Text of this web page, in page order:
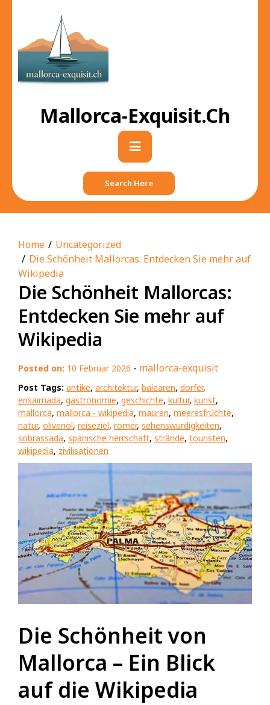
Mallorca-Exquisit.ch
Primary
Menu
Search Here
Home
Uncategorized
Die Schönheit Mallorcas: Entdecken Sie mehr auf
Wikipedia
Die Schönheit Mallorcas:
Entdecken Sie mehr auf
Wikipedia
Posted on: 10 Februar 2026 - mallorca-exquisit
Post Tags: antike, architektur, balearen, dörfer,
ensaimada, gastronomie, geschichte, kultur, kunst,
mallorca, mallorca - wikipedia, mauren, meeresfrüchte,
natur, olivenöl, reiseziel, römer, sehenswürdigkeiten,
sobrassada, spanische herrschaft, strände, touristen,
wikipedia, zivilisationen
Die Schönheit von
Mallorca – Ein Blick
auf die Wikipedia